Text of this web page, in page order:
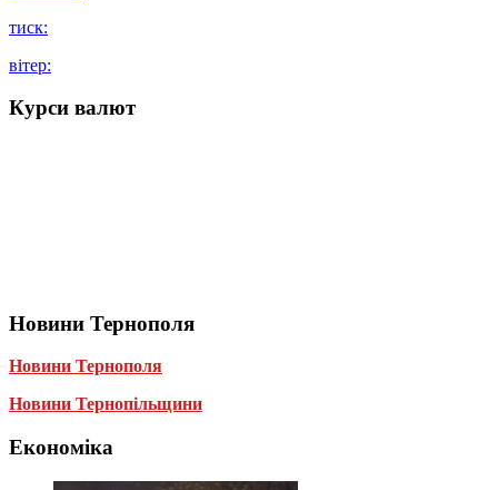
тиск:
вітер:
Курси валют
Новини Тернополя
Новини Тернополя
Новини Тернопільщини
Економіка